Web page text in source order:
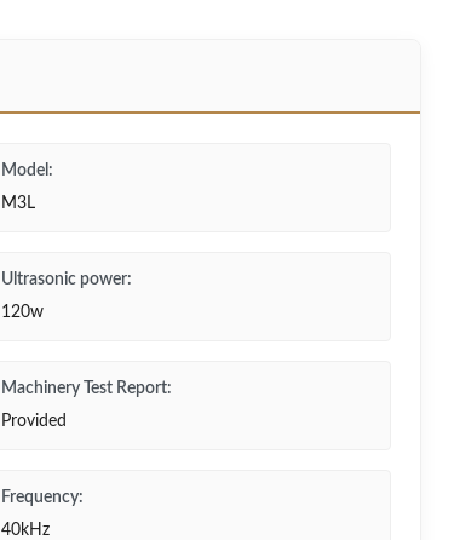
Model:
M3L
Ultrasonic power:
120w
Machinery Test Report:
Provided
Frequency:
40kHz